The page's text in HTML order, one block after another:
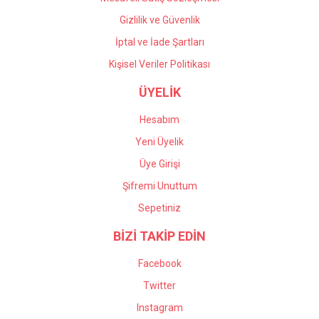
Gizlilik ve Güvenlik
İptal ve İade Şartları
Kişisel Veriler Politikası
ÜYELİK
Hesabım
Yeni Üyelik
Üye Girişi
Şifremi Unuttum
Sepetiniz
BİZİ TAKİP EDİN
Facebook
Twitter
Instagram